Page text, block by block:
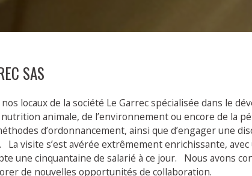
SAS
locaux de la société Le Garrec spécialisée dans le
animale, de l’environnement ou encore de la
d’ordonnancement, ainsi que d’engager une
visite s’est avérée extrêmement enrichissante,
une cinquantaine de salarié à ce jour. Nous avons
de nouvelles opportunités de collaboration.